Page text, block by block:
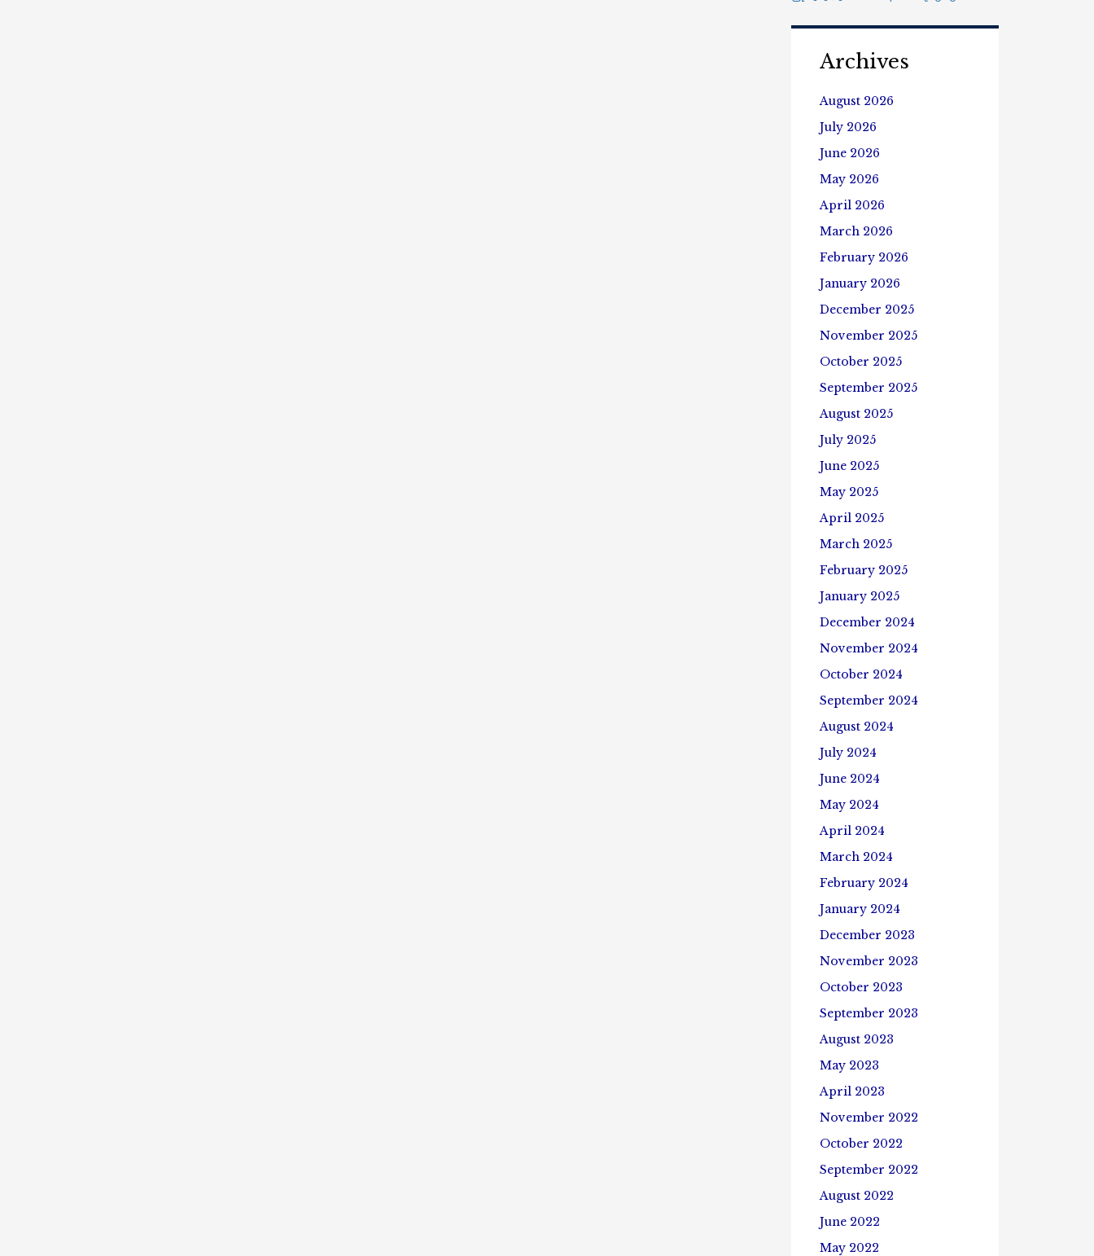
Archives
August 2026
July 2026
June 2026
May 2026
April 2026
March 2026
February 2026
January 2026
December 2025
November 2025
October 2025
September 2025
August 2025
July 2025
June 2025
May 2025
April 2025
March 2025
February 2025
January 2025
December 2024
November 2024
October 2024
September 2024
August 2024
July 2024
June 2024
May 2024
April 2024
March 2024
February 2024
January 2024
December 2023
November 2023
October 2023
September 2023
August 2023
May 2023
April 2023
November 2022
October 2022
September 2022
August 2022
June 2022
May 2022